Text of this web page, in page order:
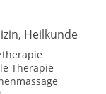
Heilkunde
Therapie